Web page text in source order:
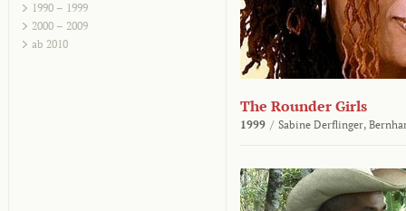
1990 – 1999
2000 – 2009
ab 2010
The Rounder Girls
1999 / Sabine Derflinger,